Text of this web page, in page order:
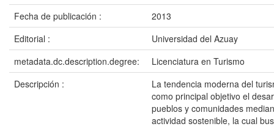
Fecha de publicación :
2013
Editorial :
Universidad del Azuay
metadata.dc.description.degree:
Licenciatura en Turismo
Descripción :
La tendencia moderna del
como principal objetivo el
pueblos y comunidades
actividad sostenible, la cual